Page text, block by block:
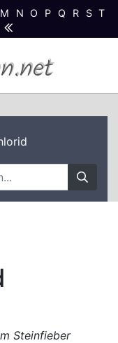
M N O P Q R S T
Steinfieber